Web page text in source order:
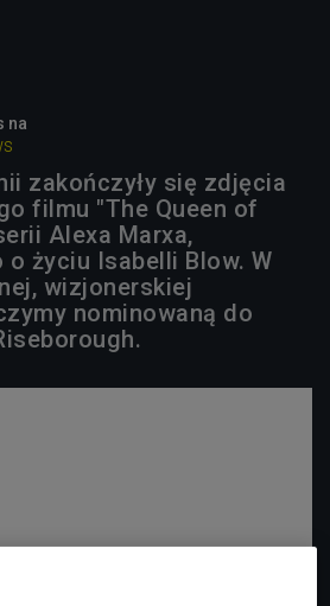
na
zakończyły się zdjęcia
filmu "The Queen of
Alexa Marxa,
życiu Isabelli Blow. W
wizjonerskiej
nominowaną do